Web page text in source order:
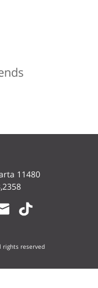
11480
rights reserved